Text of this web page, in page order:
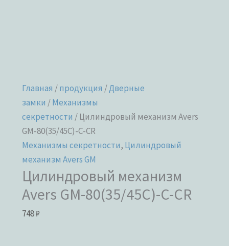
Главная /продукция /Дверные
замки /Механизмы
секретности / Цилиндровый механизм Avers
GM-80(35/45C)-C-CR
Механизмы секретности, Цилиндровый
механизм Avers GM
Цилиндровый механизм
Avers GM-80(35/45C)-C-CR
748₽